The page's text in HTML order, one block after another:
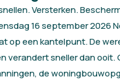
Versterken.
16 september 2026
op een kantelpunt. De
verandert sneller dan ooit.
de